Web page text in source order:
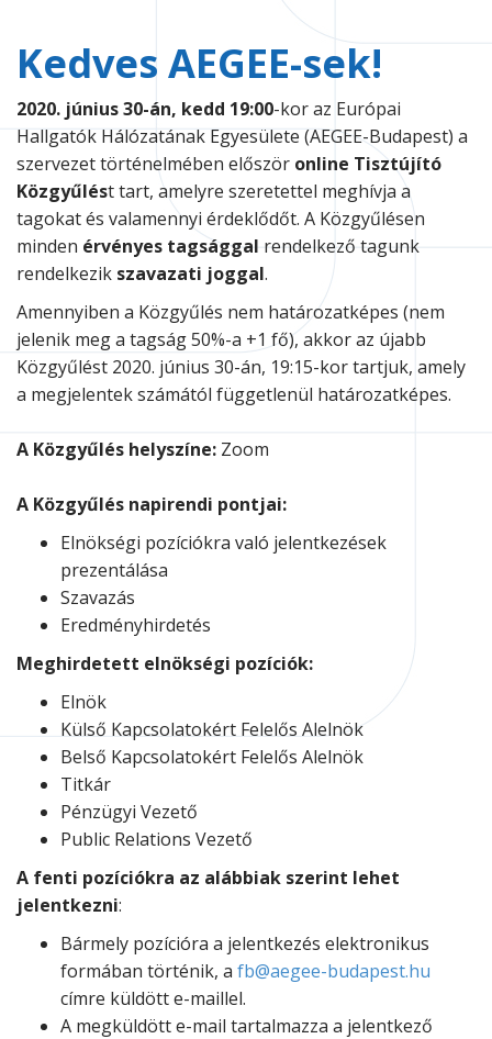
Kedves AEGEE-sek!
2020. június 30-án, kedd 19:00-kor az Európai
Hallgatók Hálózatának Egyesülete (AEGEE-Budapest) a
szervezet történelmében először online Tisztújító
Közgyűlést tart, amelyre szeretettel meghívja a
tagokat és valamennyi érdeklődőt. A Közgyűlésen
minden érvényes tagsággal rendelkező tagunk
rendelkezik szavazati joggal.
Amennyiben a Közgyűlés nem határozatképes (nem
jelenik meg a tagság 50%-a +1 fő), akkor az újabb
Közgyűlést 2020. június 30-án, 19:15-kor tartjuk, amely
a megjelentek számától függetlenül határozatképes.
A Közgyűlés helyszíne: Zoom
A Közgyűlés napirendi pontjai:
Elnökségi pozíciókra való jelentkezések
prezentálása
Szavazás
Eredményhirdetés
Meghirdetett elnökségi pozíciók:
Elnök
Külső Kapcsolatokért Felelős Alelnök
Belső Kapcsolatokért Felelős Alelnök
Titkár
Pénzügyi Vezető
Public Relations Vezető
A fenti pozíciókra az alábbiak szerint lehet
jelentkezni:
Bármely pozícióra a jelentkezés elektronikus
formában történik, a fb@aegee-budapest.hu
címre küldött e-maillel.
A megküldött e-mail tartalmazza a jelentkező